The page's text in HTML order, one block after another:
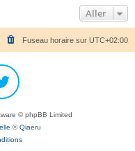
h
e
r
Aller
Fuseau horaire sur UTC+02:00
© phpBB Limited
©Qiaeru